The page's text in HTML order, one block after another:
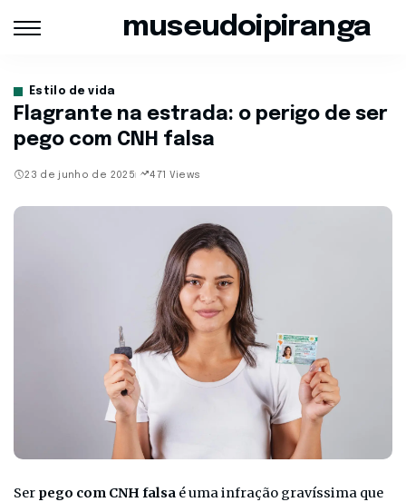
museudoipiranga
Estilo de vida
Flagrante na estrada: o perigo de ser
pego com CNH falsa
23 de junho de 2025 471 Views
Ser pego com CNH falsa é uma infração gravíssima que